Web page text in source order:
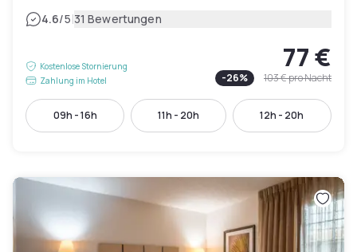
4.6/5|31 Bewertungen
Kostenlose Stornierung
Zahlung im Hotel
77 €
-26% 103 €pro Nacht
09h - 16h 11h - 20h 12h - 20h